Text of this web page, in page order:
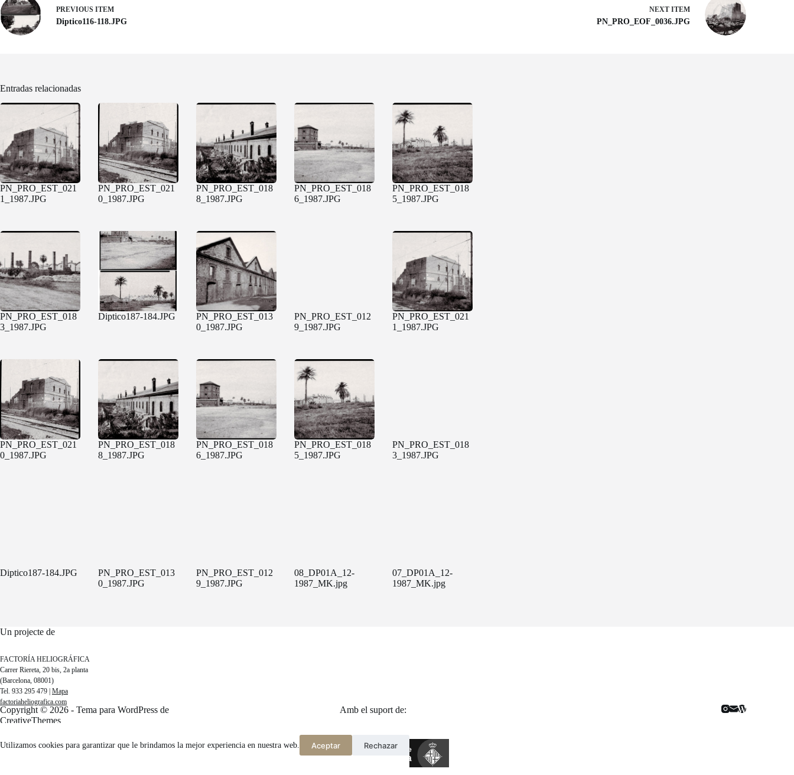
Utilizamos cookies para garantizar que le brindamos la mejor experiencia en nuestra web. Aceptar Rechazar
PREVIOUS ITEM
Diptico116-118.JPG
NEXT ITEM
PN_PRO_EOF_0036.JPG
Entradas relacionadas
PN_PRO_EST_021
1_1987.JPG
PN_PRO_EST_021
0_1987.JPG
PN_PRO_EST_018
8_1987.JPG
PN_PRO_EST_018
6_1987.JPG
PN_PRO_EST_018
5_1987.JPG
PN_PRO_EST_018
3_1987.JPG
Diptico187-184.JPG
PN_PRO_EST_013
0_1987.JPG
PN_PRO_EST_012
9_1987.JPG
PN_PRO_EST_021
1_1987.JPG
PN_PRO_EST_021
0_1987.JPG
PN_PRO_EST_018
8_1987.JPG
PN_PRO_EST_018
6_1987.JPG
PN_PRO_EST_018
5_1987.JPG
PN_PRO_EST_018
3_1987.JPG
Diptico187-184.JPG
PN_PRO_EST_013
0_1987.JPG
PN_PRO_EST_012
9_1987.JPG
08_DP01A_12-
1987_MK.jpg
07_DP01A_12-
1987_MK.jpg
Un projecte de
FACTORÍA HELIOGRÁFICA
Carrer Riereta, 20 bis, 2a planta
(Barcelona, 08001)
Tel. 933 295 479 | Mapa
factoriaheliografica.com
Copyright © 2026 - Tema para WordPress de
CreativeThemes
Amb el suport de: